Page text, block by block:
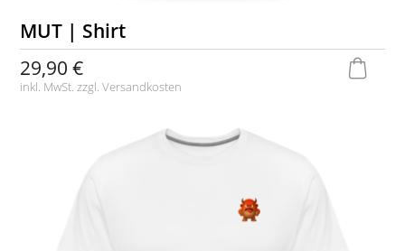
MUT | Shirt
29,90 €
inkl. MwSt. zzgl.Versandkosten